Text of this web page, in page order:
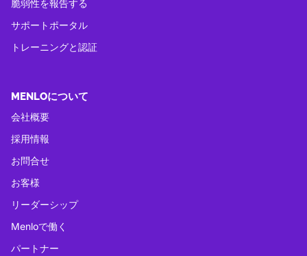
脆弱性を報告する
サポートポータル
トレーニングと認証
MENLOについて
会社概要
採用情報
お問合せ
お客様
リーダーシップ
Menloで働く
パートナー